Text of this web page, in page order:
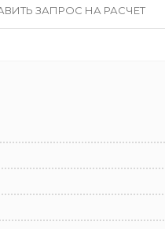
ЗАПРОС НА РАСЧЕТ